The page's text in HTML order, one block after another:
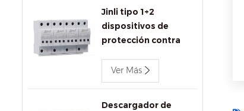
Jinli tipo 1+2
dispositivos de
protección contra
680V
Ver Más
Descargador de